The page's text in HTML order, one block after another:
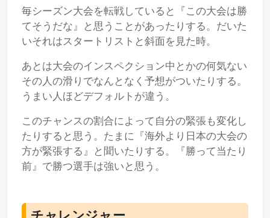
毎シーズン大会を転戦していると『この大会は勝
てそうだな』と思うことがあったりする。だいた
いそれはスタートリストと斜面を見た時。
あとは大会のインスペクション中とかの何気ない
その人の滑りでなんとなく予想がついたりする。
うまい人ほどデフォルトが違う。
このチャンスの割合によって自分の緊張も変化し
たりすると思う。たまに『海外より日本の大会の
方が緊張する』と聞いたりする。『勝って当たり
前』で勝つ選手は強いと思う。